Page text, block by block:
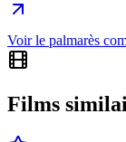
Voir le palmarès
Films